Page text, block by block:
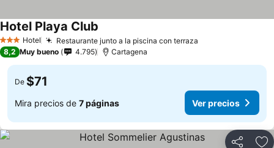
3 Estrellas
Hotel Restaurante junto a la piscina con terraza
Hotel Playa Club
8,2 Muy bueno 4.795 Cartagena
De $71
Mira precios de 7 páginas Ver precios